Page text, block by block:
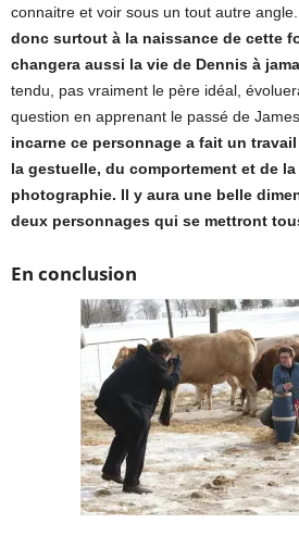
connaitre et voir sous un tout autre angle.
donc surtout à la naissance de cette
changera aussi la vie de Dennis à
tendu, pas vraiment le père idéal,
question en apprenant le passé de James.
incarne ce personnage a fait un
la gestuelle, du comportement et de
photographie. Il y aura une belle
deux personnages qui se mettront
En conclusion